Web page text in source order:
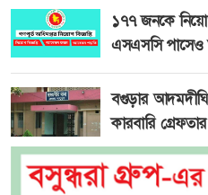
১৭৭ জনকে
এসএসসি
বগুড়ার
কারবারি গ্রেফতার